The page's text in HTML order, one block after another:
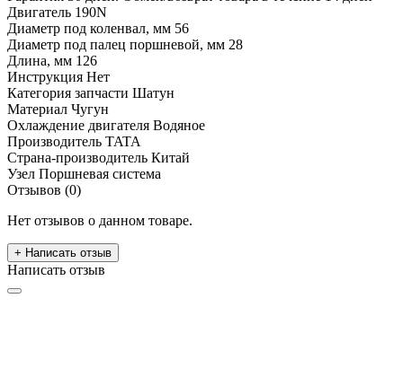
Двигатель 190N
Диаметр под коленвал, мм 56
Диаметр под палец поршневой, мм 28
Длина, мм 126
Инструкция Нет
Категория запчасти Шатун
Материал Чугун
Охлаждение двигателя Водяное
Производитель TATA
Страна-производитель Китай
Узел Поршневая система
Отзывов (0)
Нет отзывов о данном товаре.
+ Написать отзыв
Написать отзыв